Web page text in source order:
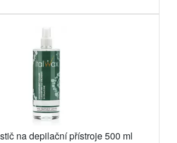
na depilační přístroje 500 ml